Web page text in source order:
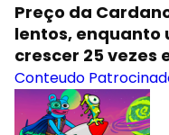
Preço da
lentos, enquanto
crescer 25 vezes
Conteudo